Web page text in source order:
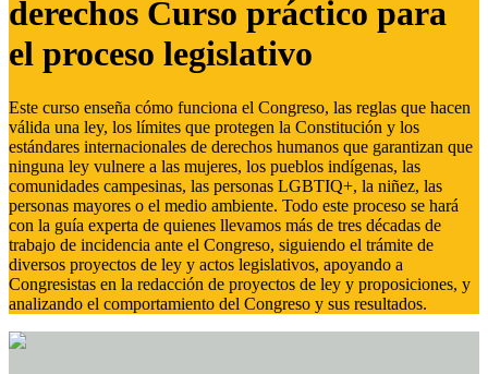
derechos Curso práctico para
el proceso legislativo
Este curso enseña cómo funciona el Congreso, las reglas que hacen
válida una ley, los límites que protegen la Constitución y los
estándares internacionales de derechos humanos que garantizan que
ninguna ley vulnere a las mujeres, los pueblos indígenas, las
comunidades campesinas, las personas LGBTIQ+, la niñez, las
personas mayores o el medio ambiente. Todo este proceso se hará
con la guía experta de quienes llevamos más de tres décadas de
trabajo de incidencia ante el Congreso, siguiendo el trámite de
diversos proyectos de ley y actos legislativos, apoyando a
Congresistas en la redacción de proyectos de ley y proposiciones, y
analizando el comportamiento del Congreso y sus resultados.